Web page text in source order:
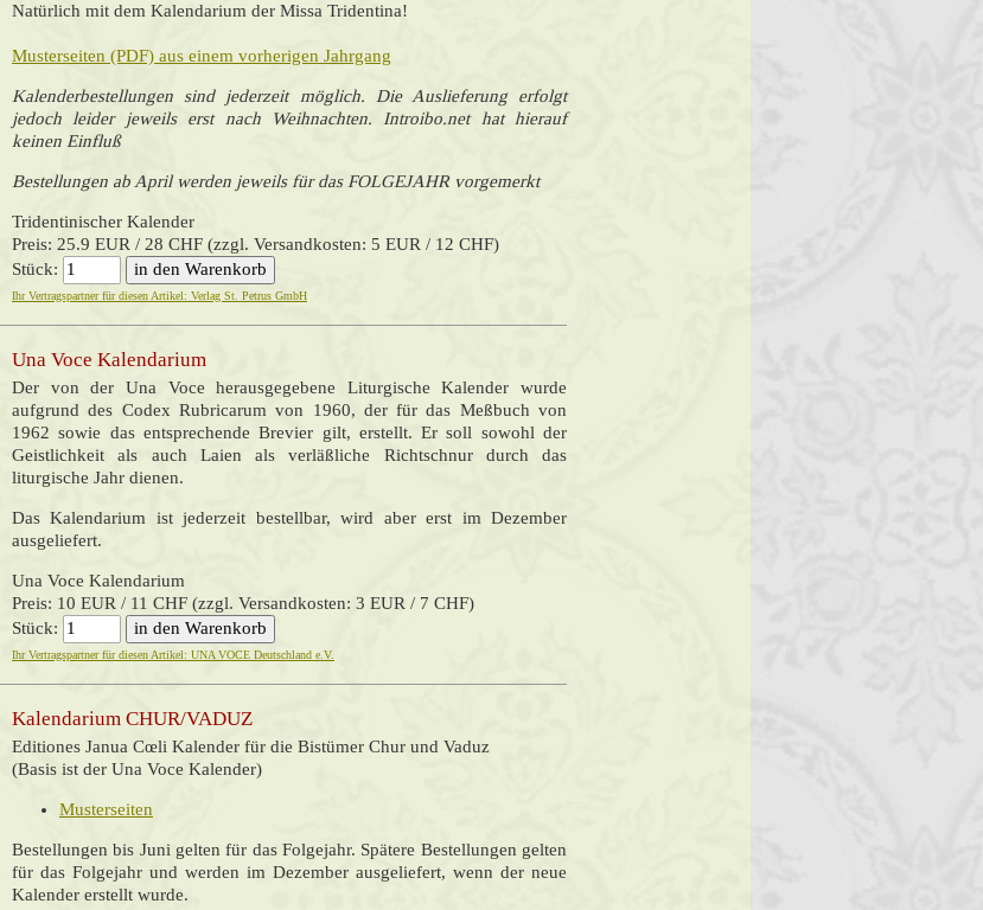
Natürlich mit dem Kalendarium der Missa Tridentina!
Musterseiten (PDF) aus einem vorherigen Jahrgang
Kalenderbestellungen sind jederzeit möglich. Die Auslieferung erfolgt
jedoch leider jeweils erst nach Weihnachten. Introibo.net hat hierauf
keinen Einfluß
Bestellungen ab April werden jeweils für das FOLGEJAHR vorgemerkt
Tridentinischer Kalender
Preis: 25.9 EUR / 28 CHF (zzgl. Versandkosten: 5 EUR / 12 CHF)
Stück:
Ihr Vertragspartner für diesen Artikel: Verlag St. Petrus GmbH
Una Voce Kalendarium
Der von der Una Voce herausgegebene Liturgische Kalender wurde
aufgrund des Codex Rubricarum von 1960, der für das Meßbuch von
1962 sowie das entsprechende Brevier gilt, erstellt. Er soll sowohl der
Geistlichkeit als auch Laien als verläßliche Richtschnur durch das
liturgische Jahr dienen.
Das Kalendarium ist jederzeit bestellbar, wird aber erst im Dezember
ausgeliefert.
Una Voce Kalendarium
Preis: 10 EUR / 11 CHF (zzgl. Versandkosten: 3 EUR / 7 CHF)
Stück:
Ihr Vertragspartner für diesen Artikel: UNA VOCE Deutschland e.V.
Kalendarium CHUR/VADUZ
Editiones Janua Cœli Kalender für die Bistümer Chur und Vaduz
(Basis ist der Una Voce Kalender)
Musterseiten
Bestellungen bis Juni gelten für das Folgejahr. Spätere Bestellungen gelten
für das Folgejahr und werden im Dezember ausgeliefert, wenn der neue
Kalender erstellt wurde.